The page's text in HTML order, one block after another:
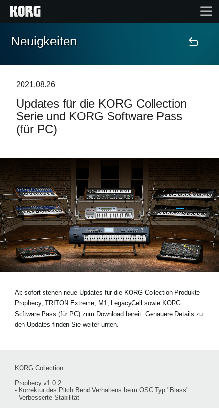
Home
Extras
Events
Support
Händlersuche
Shop
Neuigkeiten
Gebiet / Land
Social Media
Über KORG
Neuigkeiten
2021.08.26
Updates für die KORG Collection
Serie und KORG Software Pass
(für PC)
Ab sofort stehen neue Updates für die KORG Collection Produkte
Prophecy, TRITON Extreme, M1, LegacyCell sowie KORG
Software Pass (für PC) zum Download bereit. Genauere Details zu
den Updates finden Sie weiter unten.
KORG Collection
Prophecy v1.0.2
- Korrektur des Pitch Bend Verhaltens beim OSC Typ "Brass"
- Verbesserte Stabilität